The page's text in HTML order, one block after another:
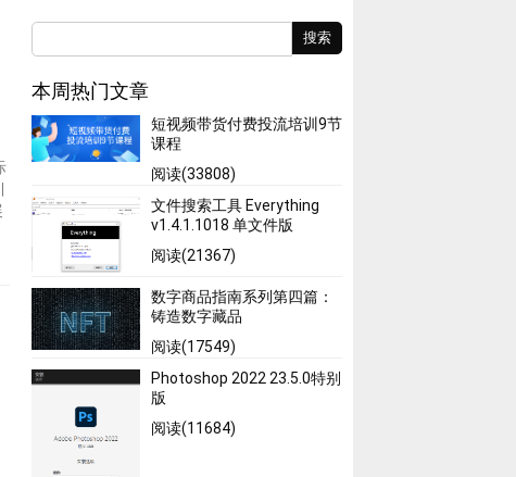
搜索
本周热门文章
短视频带货付费投流培训9节
课程
阅读(33808)
文件搜索工具 Everything
v1.4.1.1018 单文件版
阅读(21367)
数字商品指南系列第四篇：
铸造数字藏品
阅读(17549)
Photoshop 2022 23.5.0特别
版
阅读(11684)